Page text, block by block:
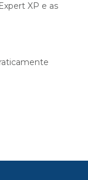
XP e as